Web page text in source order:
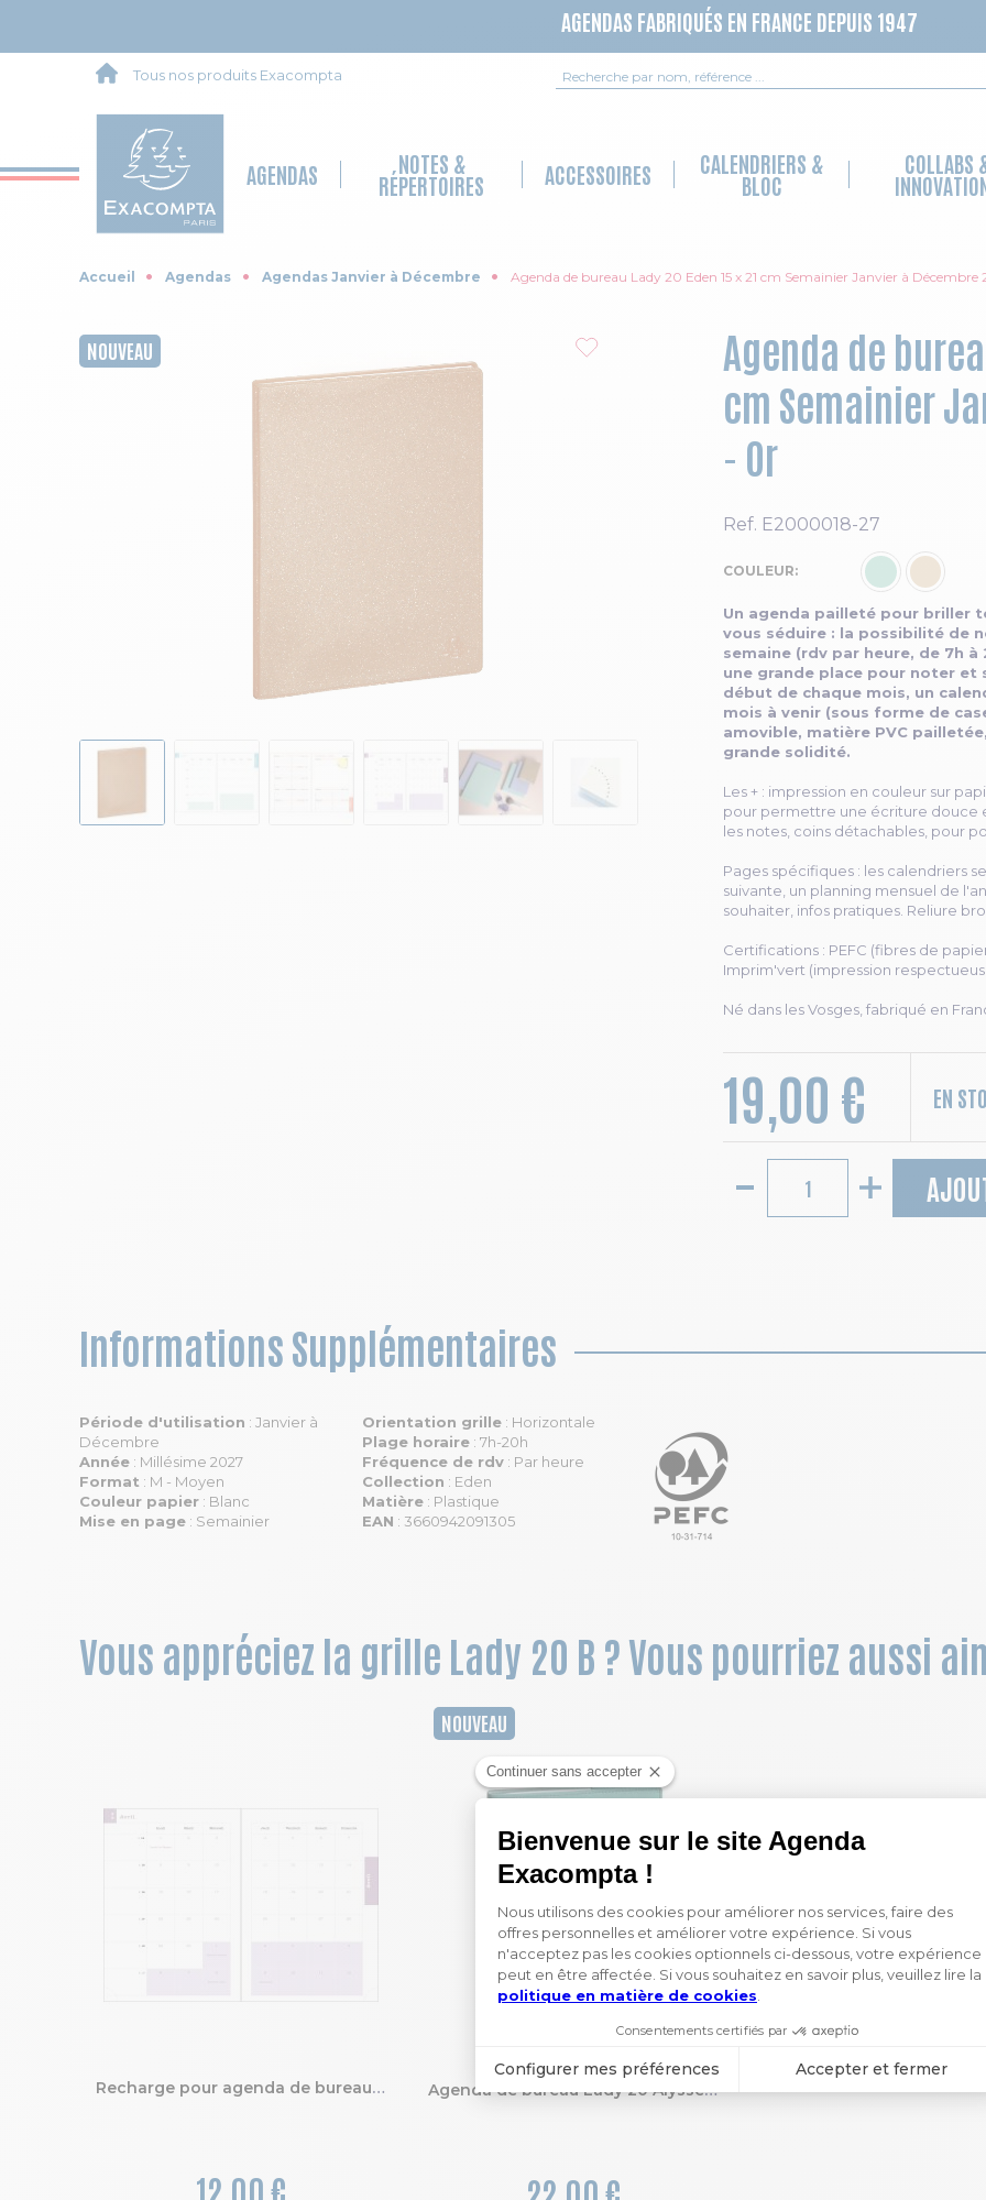
AGENDAS FABRIQUÉS EN FRANCE DEPUIS 1947
Tous nos produits Exacompta Recherche
AGENDAS NOTES &
RÉPERTOIRES ACCESSOIRES CALENDRIERS &
BLOC
COLLABS
Accueil Agendas Agendas Janvier à Décembre Agenda de bureau Lady 20 Eden 15 x 21 cm Semainier Janvier à Décembre
Skip to the end of the images gallery
NOUVEAU
Agenda de
cm Semainier
- Or
Ref. E2000018-27
COULEUR
Un agenda pailleté pour briller
vous séduire : la possibilité de
semaine (rdv par heure, de 7h
une grande place pour noter et
début de chaque mois, un
mois à venir (sous forme de
amovible, matière PVC
grande solidité.
Les + : impression en couleur sur
pour permettre une écriture douce
les notes, coins détachables, pour
Pages spécifiques : les calendriers
suivante, un planning mensuel de
souhaiter, infos pratiques. Reliure
Certifications : PEFC (fibres de
Imprim'vert (impression
Né dans les Vosges, fabriqué en
19,00 € EN
Informations Supplémentaires
Période d'utilisation : Janvier à
Décembre
Année : Millésime 2027
Format : M - Moyen
Couleur papier : Blanc
Mise en page : Semainier
Orientation grille : Horizontale
Plage horaire : 7h-20h
Fréquence de rdv : Par heure
Collection : Eden
Matière : Plastique
EAN : 3660942091305
Vous appréciez la grille Lady 20 B ? Vous pourriez aussi
Recharge pour agenda de bureau Lady 20 21 x 15 cm Semainier Janvier à Décembre 2027
12,00 €
Agenda de bureau Lady 20 Alysse 15 x 21 cm Semainier Janvier à Décembre 2027
NOUVEAU